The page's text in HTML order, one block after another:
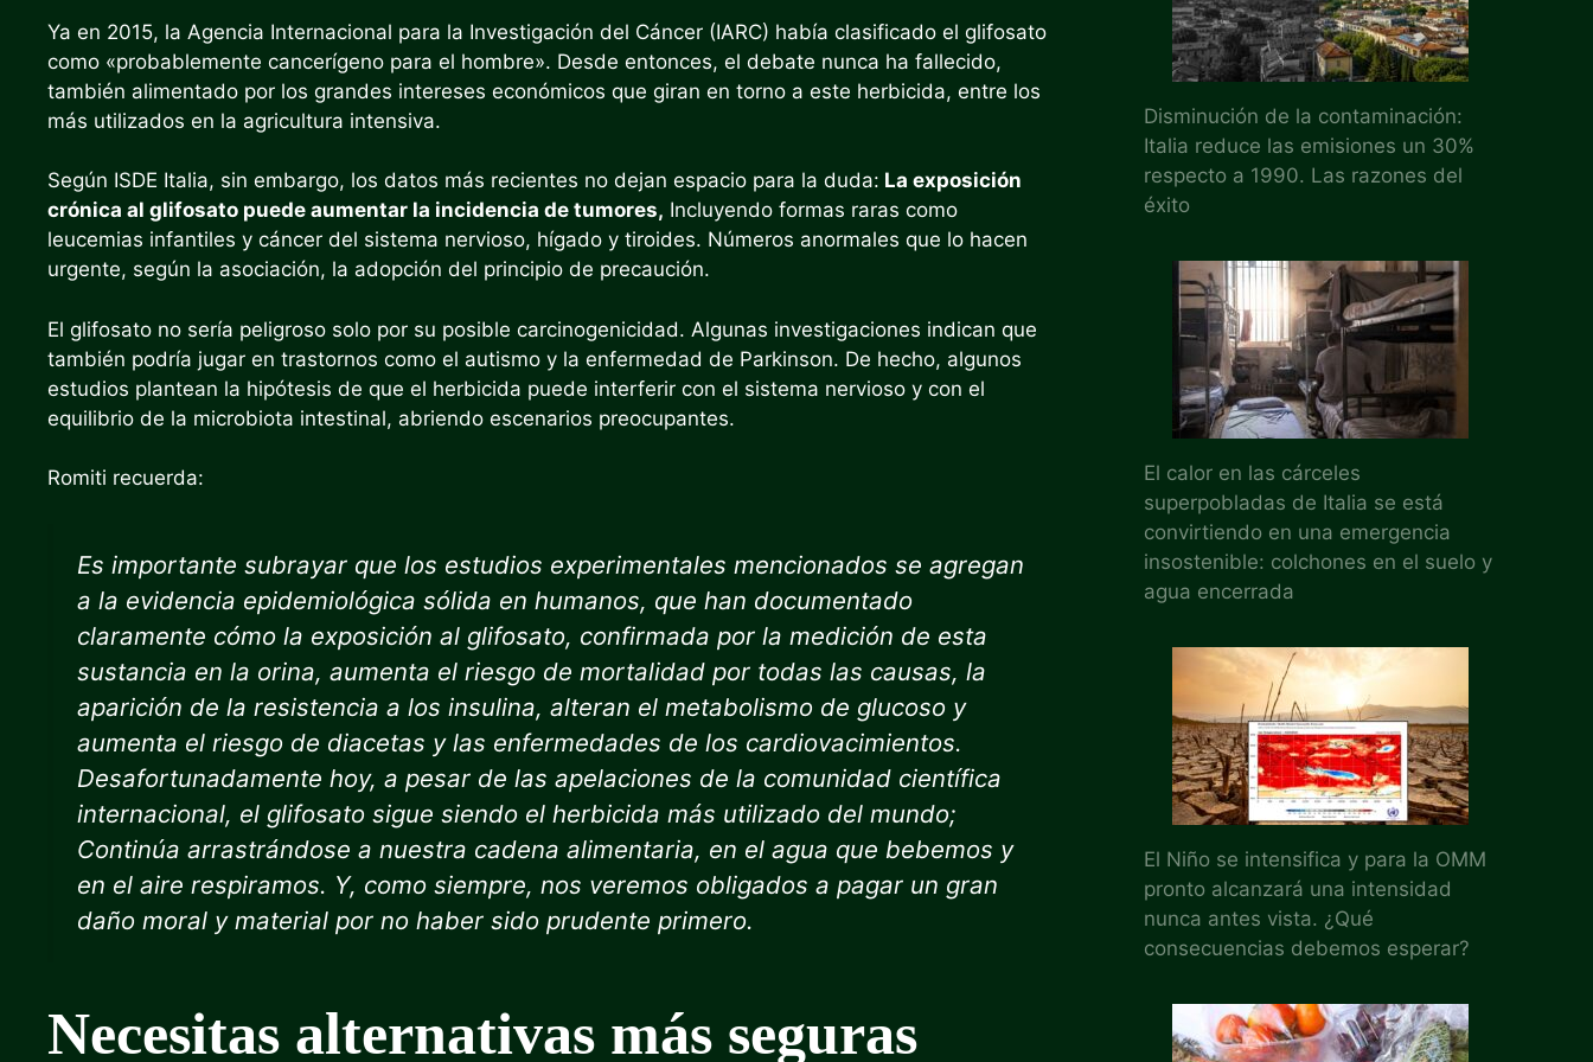
Ya en 2015, la Agencia Internacional para la Investigación del Cáncer (IARC) había clasificado el glifosato
como «probablemente cancerígeno para el hombre». Desde entonces, el debate nunca ha fallecido,
también alimentado por los grandes intereses económicos que giran en torno a este herbicida, entre los
más utilizados en la agricultura intensiva.
Según ISDE Italia, sin embargo, los datos más recientes no dejan espacio para la duda: La exposición
crónica al glifosato puede aumentar la incidencia de tumores, Incluyendo formas raras como
leucemias infantiles y cáncer del sistema nervioso, hígado y tiroides. Números anormales que lo hacen
urgente, según la asociación, la adopción del principio de precaución.
El glifosato no sería peligroso solo por su posible carcinogenicidad. Algunas investigaciones indican que
también podría jugar en trastornos como el autismo y la enfermedad de Parkinson. De hecho, algunos
estudios plantean la hipótesis de que el herbicida puede interferir con el sistema nervioso y con el
equilibrio de la microbiota intestinal, abriendo escenarios preocupantes.
Romiti recuerda:
Es importante subrayar que los estudios experimentales mencionados se agregan
a la evidencia epidemiológica sólida en humanos, que han documentado
claramente cómo la exposición al glifosato, confirmada por la medición de esta
sustancia en la orina, aumenta el riesgo de mortalidad por todas las causas, la
aparición de la resistencia a los insulina, alteran el metabolismo de glucoso y
aumenta el riesgo de diacetas y las enfermedades de los cardiovacimientos.
Desafortunadamente hoy, a pesar de las apelaciones de la comunidad científica
internacional, el glifosato sigue siendo el herbicida más utilizado del mundo;
Continúa arrastrándose a nuestra cadena alimentaria, en el agua que bebemos y
en el aire respiramos. Y, como siempre, nos veremos obligados a pagar un gran
daño moral y material por no haber sido prudente primero.
Necesitas alternativas más seguras
Disminución de la contaminación:
Italia reduce las emisiones un 30%
respecto a 1990. Las razones del
éxito
El calor en las cárceles
superpobladas de Italia se está
convirtiendo en una emergencia
insostenible: colchones en el suelo y
agua encerrada
El Niño se intensifica y para la OMM
pronto alcanzará una intensidad
nunca antes vista. ¿Qué
consecuencias debemos esperar?